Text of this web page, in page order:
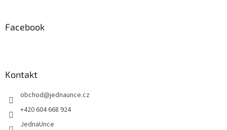
Facebook
Kontakt
obchod@jednaunce.cz
+420 604 668 924
JednaUnce